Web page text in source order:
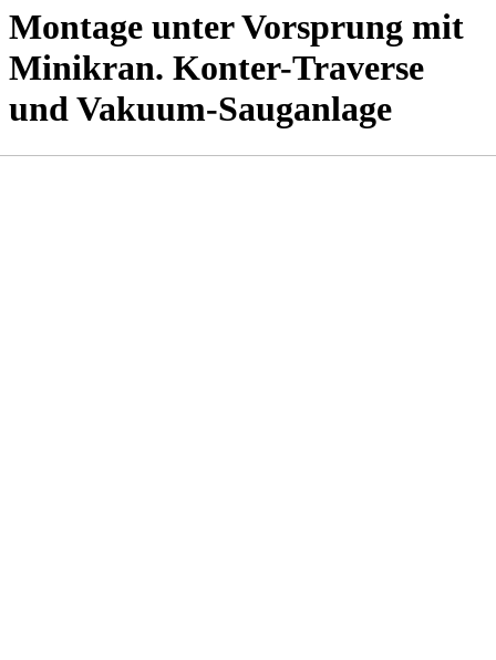
Montage unter Vorsprung mit
Minikran. Konter-Traverse
und Vakuum-Sauganlage